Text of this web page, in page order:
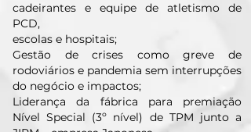
cadeirantes e equipe de atletismo de
PCD,
escolas e hospitais;
Gestão de crises como greve de
rodoviários e pandemia sem interrupções
do negócio e impactos;
Liderança da fábrica para premiação
Nível Special (3º nível) de TPM junto a